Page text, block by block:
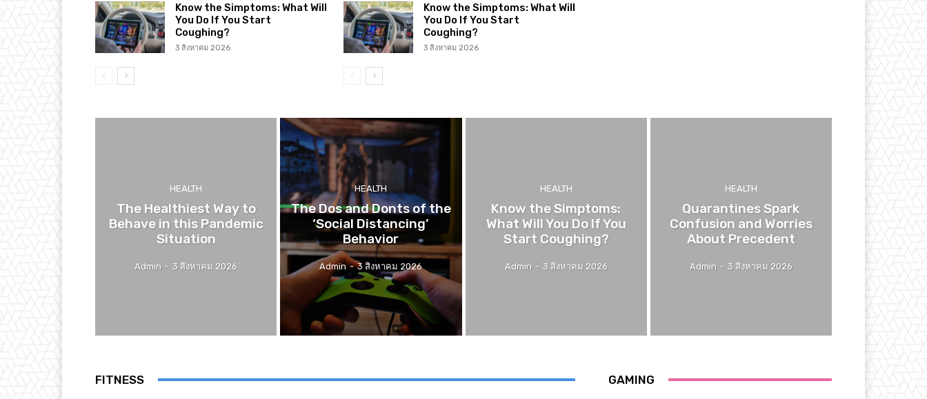
Know the Simptoms: What Will
You Do If You Start
Coughing?
3 สิงหาคม 2026
Know the Simptoms: What Will
You Do If You Start
Coughing?
3 สิงหาคม 2026
HEALTH
The Healthiest Way to
Behave in this Pandemic
Situation
Admin - 3 สิงหาคม 2026
HEALTH
The Dos and Donts of the
‘Social Distancing’
Behavior
Admin - 3 สิงหาคม 2026
HEALTH
Know the Simptoms:
What Will You Do If You
Start Coughing?
Admin - 3 สิงหาคม 2026
HEALTH
Quarantines Spark
Confusion and Worries
About Precedent
Admin - 3 สิงหาคม 2026
FITNESS GAMING